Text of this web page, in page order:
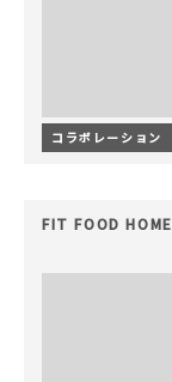
コラボレーション
FIT FOOD